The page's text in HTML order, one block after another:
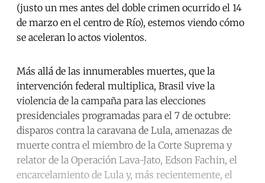
(justo un mes antes del doble crimen ocurrido el 14
de marzo en el centro de Río), estemos viendo cómo
se aceleran lo actos violentos.
Más allá de las innumerables muertes, que la
intervención federal multiplica, Brasil vive la
violencia de la campaña para las elecciones
presidenciales programadas para el 7 de octubre:
disparos contra la caravana de Lula, amenazas de
muerte contra el miembro de la Corte Suprema y
relator de la Operación Lava-Jato, Edson Fachin, el
encarcelamiento de Lula y, más recientemente, el